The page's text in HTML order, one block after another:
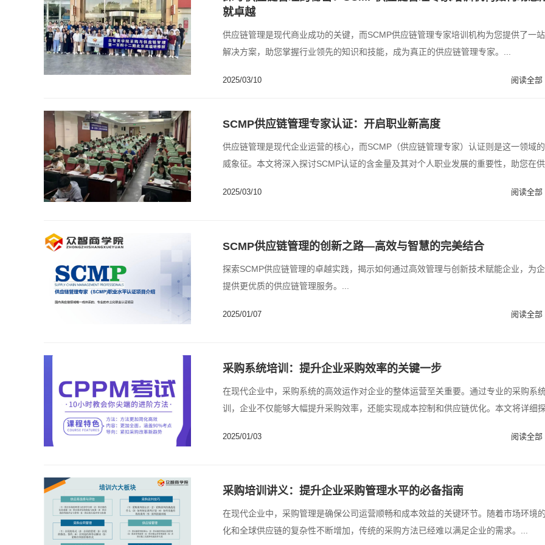
就卓越
供应链管理是现代商业成功的关键，而SCMP供应链管理专家培训机构为您提供了一
解决方案，助您掌握行业领先的知识和技能，成为真正的供应链管理专家。...
2025/03/10 阅读全部
SCMP供应链管理专家认证：开启职业新高度
供应链管理是现代企业运营的核心，而SCMP（供应链管理专家）认证则是这一领域
威象征。本文将深入探讨SCMP认证的含金量及其对个人职业发展的重要性，助您在供
2025/03/10 阅读全部
SCMP供应链管理的创新之路—高效与智慧的完美结合
探索SCMP供应链管理的卓越实践，揭示如何通过高效管理与创新技术赋能企业，为
提供更优质的供应链管理服务。...
2025/01/07 阅读全部
采购系统培训：提升企业采购效率的关键一步
在现代企业中，采购系统的高效运作对企业的整体运营至关重要。通过专业的采购系
训，企业不仅能够大幅提升采购效率，还能实现成本控制和供应链优化。本文将详细探
2025/01/03 阅读全部
采购培训讲义：提升企业采购管理水平的必备指南
在现代企业中，采购管理是确保公司运营顺畅和成本效益的关键环节。随着市场环境
化和全球供应链的复杂性不断增加，传统的采购方法已经难以满足企业的需求。...